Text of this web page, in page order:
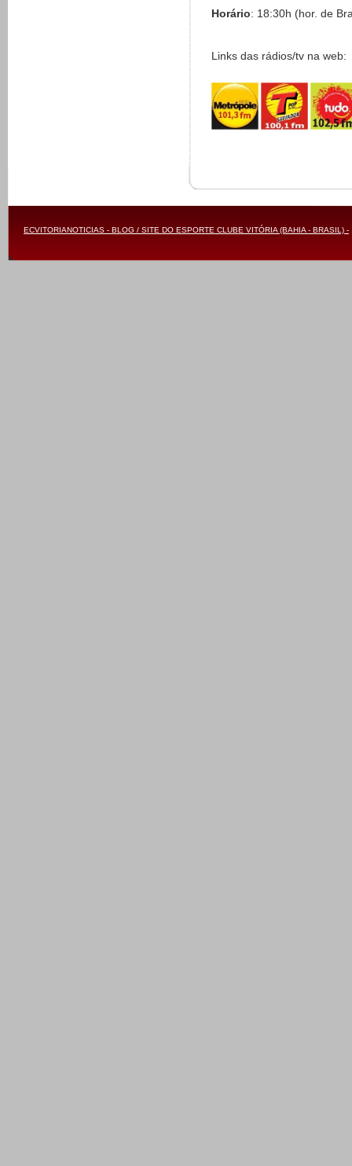
Horário: 18:30h (hor. de
Links das rádios/tv na web:
ECVITORIANOTICIAS - BLOG / SITE DO ESPORTE CLUBE VITÓRIA (BAHIA - BRASIL) -